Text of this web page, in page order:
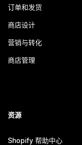
订单和发货
商店设计
营销与转化
商店管理
资源
Shopify 帮助中心